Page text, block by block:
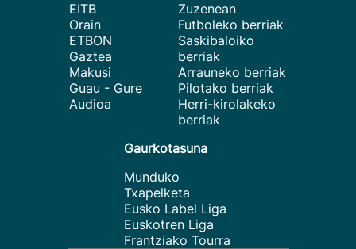
EITB
Orain
ETBON
Gaztea
Makusi
Guau - Gure
Audioa
Zuzenean
Futboleko berriak
Saskibaloiko
berriak
Arrauneko berriak
Pilotako berriak
Herri-kirolakeko
berriak
Gaurkotasuna
Munduko
Txapelketa
Eusko Label Liga
Euskotren Liga
Frantziako Tourra